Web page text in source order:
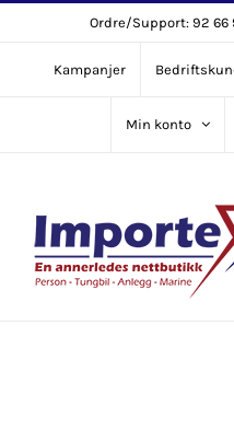
content
Ordre/Support: 92 66
Kampanjer
Min konto